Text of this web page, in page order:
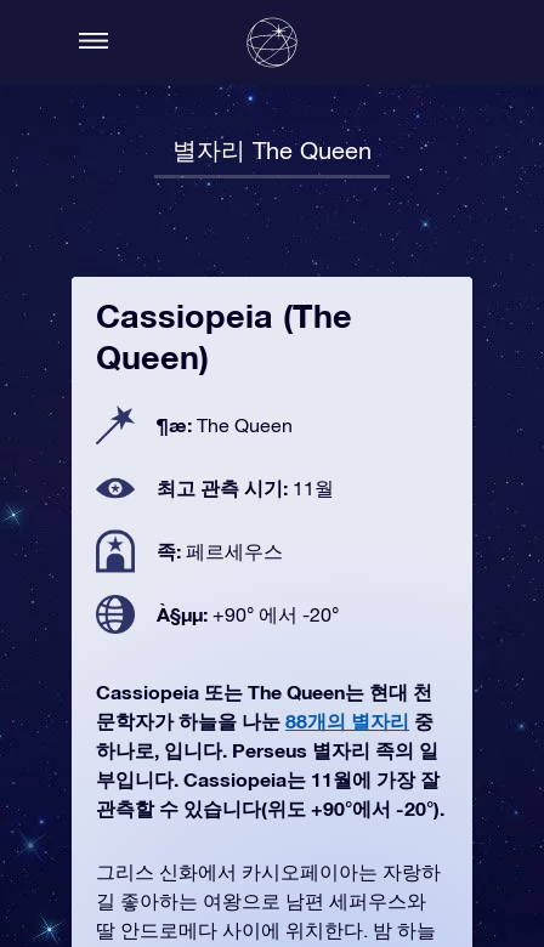
별자리 The Queen
Cassiopeia (The
Queen)
¶æ: The Queen
최고 관측 시기: 11월
족: 페르세우스
À§µµ: +90° 에서 -20°
Cassiopeia 또는 The Queen는 현대 천
문학자가 하늘을 나눈 88개의 별자리 중
하나로, 입니다. Perseus 별자리 족의 일
부입니다. Cassiopeia는 11월에 가장 잘
관측할 수 있습니다(위도 +90°에서 -20°).
그리스 신화에서 카시오페이아는 자랑하
길 좋아하는 여왕으로 남편 세퍼우스와
딸 안드로메다 사이에 위치한다. 밤 하늘